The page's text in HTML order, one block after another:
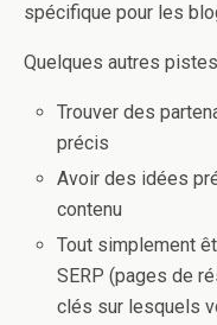
spécifique pour les
Quelques autres
Trouver des
précis
Avoir des idées
contenu
Tout simplement
SERP (pages de
clés sur lesquels